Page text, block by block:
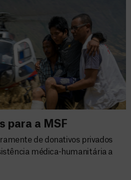
para a MSF
de donativos privados
médica-humanitária a